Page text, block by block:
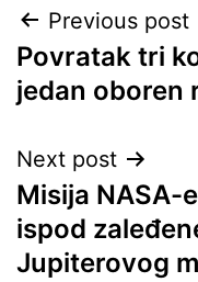
Post
Previous post
Povratak tri
jedan oboren
Next post
Misija NASA-
ispod
Jupiterovog